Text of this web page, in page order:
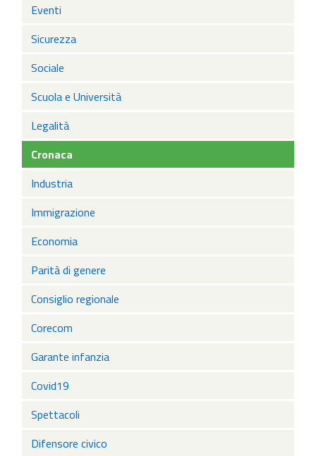
Eventi
Sicurezza
Sociale
Scuola e Università
Legalità
Cronaca
Industria
Immigrazione
Economia
Parità di genere
Consiglio regionale
Corecom
Garante infanzia
Covid19
Spettacoli
Difensore civico